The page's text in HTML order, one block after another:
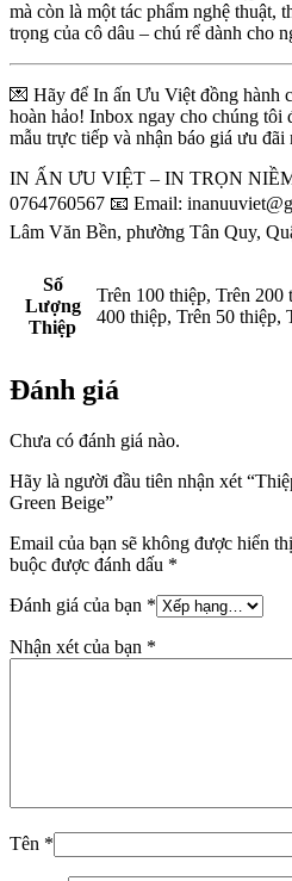
mà còn là một tác phẩm nghệ thuật,
trọng của cô dâu – chú rể dành cho
💌 Hãy để In ấn Ưu Việt đồng hành
hoàn hảo! Inbox ngay cho chúng tôi
mẫu trực tiếp và nhận báo giá ưu đãi
IN ẤN ƯU VIỆT – IN TRỌN
0764760567 📧 Email:
Lâm Văn Bền, phường Tân Quy,
Số
Lượng
Thiệp
Trên 100 thiệp, Trên 200
400 thiệp, Trên 50 thiệp,
Đánh giá
Chưa có đánh giá nào.
Hãy là người đầu tiên nhận xét
Green Beige”
Email của bạn sẽ không được hiển
buộc được đánh dấu *
Đánh giá của bạn *
Nhận xét của bạn *
Tên *